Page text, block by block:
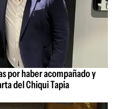
por haber acompañado y
del Chiqui Tapia